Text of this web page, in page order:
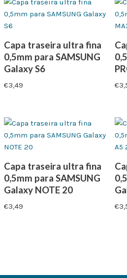
Capa traseira ultra fina
0,5mm para SAMSUNG
Galaxy S6
€3,49 €
Capa traseira ultra fina
0,5mm para SAMSUNG
Galaxy NOTE 20
€3,49 €